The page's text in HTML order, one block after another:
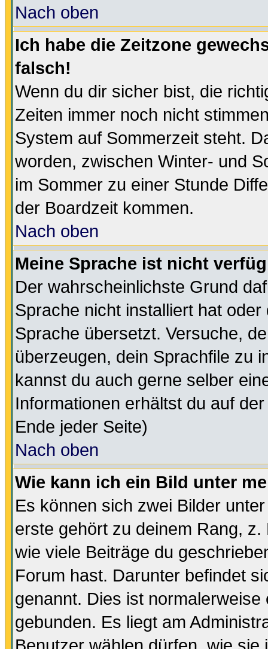
Nach oben
Ich habe die Zeitzone
falsch!
Wenn du dir sicher bist, die
Zeiten immer noch nicht
System auf Sommerzeit steht.
worden, zwischen Winter- und
im Sommer zu einer Stunde
der Boardzeit kommen.
Nach oben
Meine Sprache ist nicht
Der wahrscheinlichste Grund
Sprache nicht installiert hat
Sprache übersetzt. Versuche,
überzeugen, dein Sprachfile zu
kannst du auch gerne selber
Informationen erhältst du auf
Ende jeder Seite)
Nach oben
Wie kann ich ein Bild unter
Es können sich zwei Bilder
erste gehört zu deinem Rang,
wie viele Beiträge du
Forum hast. Darunter befindet
genannt. Dies ist
gebunden. Es liegt am